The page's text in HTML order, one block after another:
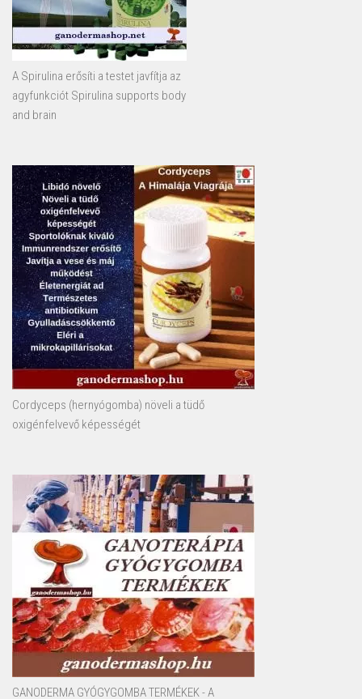
A Spirulina erősíti a testet javfítja az
agyfunkciót Spirulina supports body
and brain
Cordyceps (hernyógomba) növeli a tüdő
oxigénfelvevő képességét
GANODERMA GYÓGYGOMBA TERMÉKEK - A